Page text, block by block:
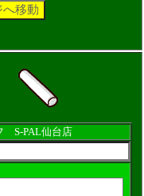
S-PAL仙台店